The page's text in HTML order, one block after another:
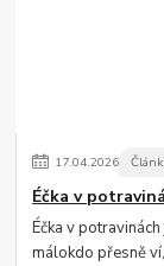
17.04.2026
Éčka v
Éčka v
málokdo přesně